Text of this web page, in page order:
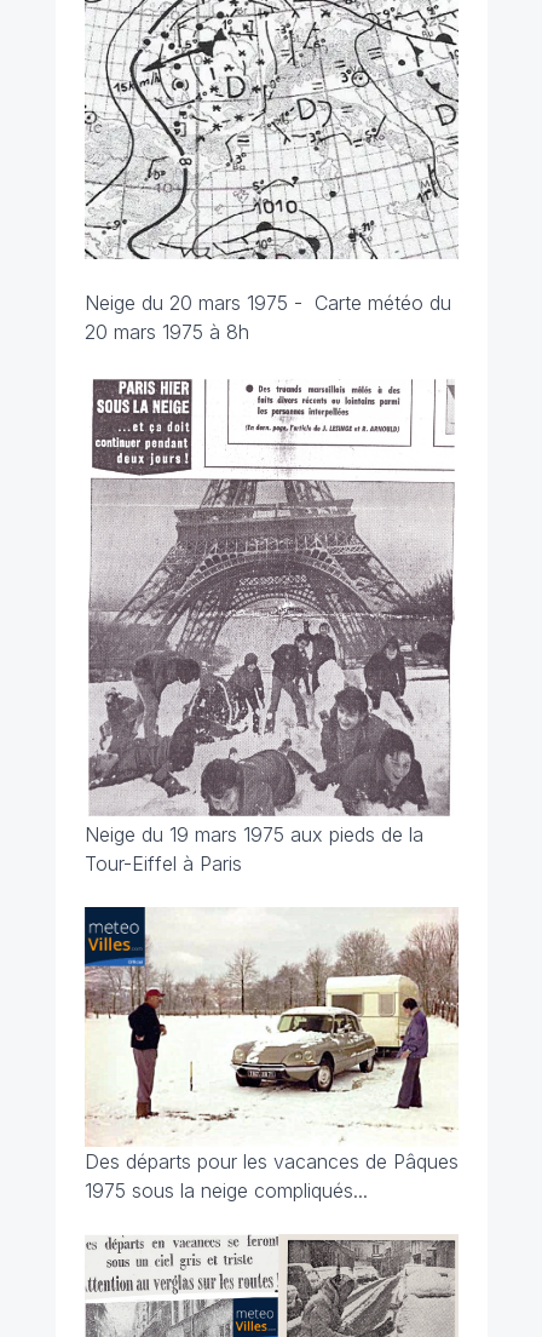
Neige du 20 mars 1975 - Carte météo du
20 mars 1975 à 8h
Neige du 19 mars 1975 aux pieds de la
Tour-Eiffel à Paris
Des départs pour les vacances de Pâques
1975 sous la neige compliqués...